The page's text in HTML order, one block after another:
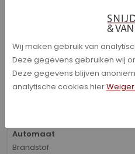
Audi A3 - Sportback 40
Bouwjaar
01-2026
Kilometerstand
Automaat
Brandstof
Wij maken gebruik van
Deze gegevens gebruiken wij
Deze gegevens blijven
analytische cookies hier